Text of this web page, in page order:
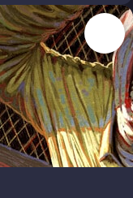
arpenter des
divers et variés à
-